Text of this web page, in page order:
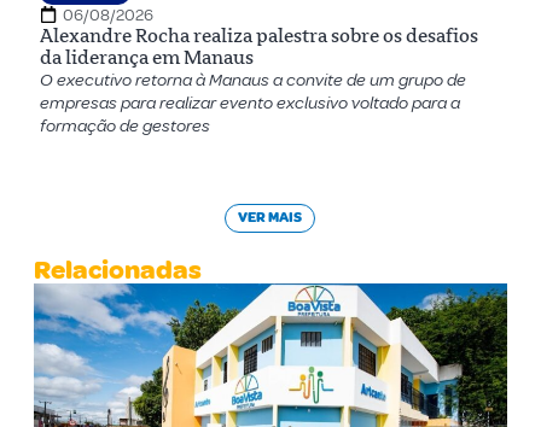
06/08/2026
Alexandre Rocha realiza palestra sobre os desafios
da liderança em Manaus
O executivo retorna à Manaus a convite de um grupo de
empresas para realizar evento exclusivo voltado para a
formação de gestores
VER MAIS
Relacionadas